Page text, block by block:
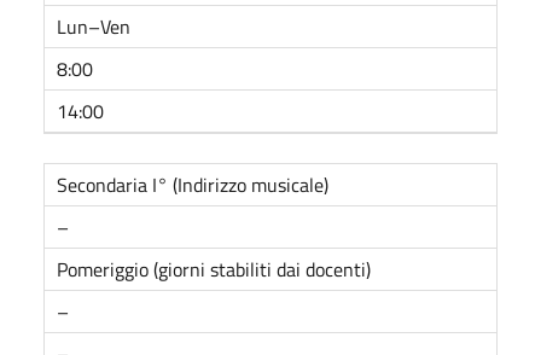
Lun–Ven
8:00
14:00
Secondaria I° (Indirizzo musicale)
–
Pomeriggio (giorni stabiliti dai docenti)
–